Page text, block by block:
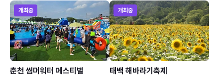
개최중
춘천 썸머워터 페스티벌
개최중
태백 해바라기축제